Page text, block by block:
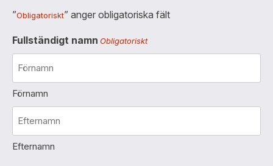
”Obligatoriskt” anger obligatoriska fält
Fullständigt namn Obligatoriskt
Förnamn
Efternamn